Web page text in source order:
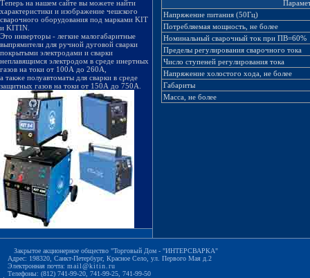
Теперь на нашем сайте вы можете найти
характеристики и изображение чешского
сварочного оборудования под марками KIT
и KITIN.
Это инверторы - легкие малогабаритные
выпрямители для ручной дуговой сварки
покрытыми электродами и сварки
неплавящимся электродом в среде инертных
газов на токи от 100А до 260А,
а также полуавтоматы для сварки в среде
защитных газов на токи от 150А до 750А.
Напряжение питания (50Гц)
Потребляемая мощность, не более
Номинальный сварочный ток при ПВ=60%
Пределы регулирования сварочного тока
Число ступеней регулирования тока
Напряжение холостого хода, не более
Габариты
Масса, не более
Закрытое акционерное общество "Торговый Дом - "ИНТЕРСВАРКА"
Адрес: 198320, Санкт-Петербург, Красное Село, ул. Первого Мая д.2
Электронная почта: mail@kitin.ru
Телефоны: (812) 741-99-20, 741-99-25, 741-99-50